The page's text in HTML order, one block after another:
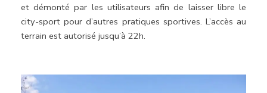
et démonté par les utilisateurs afin de laisser libre le
city-sport pour d’autres pratiques sportives. L’accès au
terrain est autorisé jusqu’à 22h.